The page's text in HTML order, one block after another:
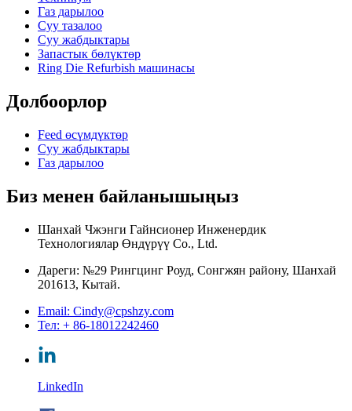
Газ дарылоо
Суу тазалоо
Суу жабдыктары
Запастык бөлүктөр
Ring Die Refurbish машинасы
Долбоорлор
Feed өсүмдүктөр
Суу жабдыктары
Газ дарылоо
Биз менен байланышыңыз
Шанхай Чжэнги Гайнсионер Инженердик
Технологиялар Өндүрүү Co., Ltd.
Дареги: №29 Рингцинг Роуд, Сонгжян району, Шанхай
201613, Кытай.
Email: Cindy@cpshzy.com
Тел: + 86-18012242460
LinkedIn